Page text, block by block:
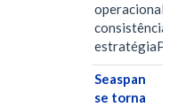
operacional e a
consistência de
Seaspan
se torna